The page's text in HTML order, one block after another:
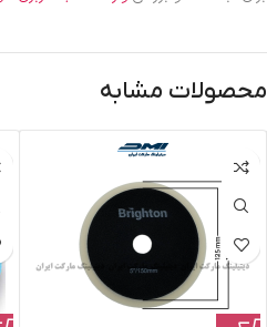
محصولات مشابه